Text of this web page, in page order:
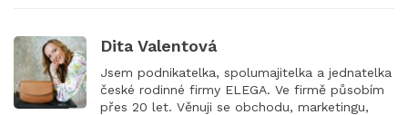
Dita Valentová
Jsem podnikatelka, spolumajitelka a jednatelka
české rodinné firmy ELEGA. Ve firmě působím
přes 20 let. Věnuji se obchodu, marketingu,